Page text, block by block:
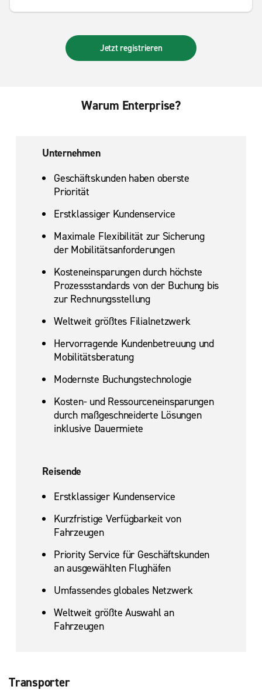
Jetzt registrieren
Warum Enterprise?
Unternehmen
Geschäftskunden haben oberste
Priorität
Erstklassiger Kundenservice
Maximale Flexibilität zur Sicherung
der Mobilitätsanforderungen
Kosteneinsparungen durch höchste
Prozessstandards von der Buchung bis
zur Rechnungsstellung
Weltweit größtes Filialnetzwerk
Hervorragende Kundenbetreuung und
Mobilitätsberatung
Modernste Buchungstechnologie
Kosten- und Ressourceneinsparungen
durch maßgeschneiderte Lösungen
inklusive Dauermiete
Reisende
Erstklassiger Kundenservice
Kurzfristige Verfügbarkeit von
Fahrzeugen
Priority Service für Geschäftskunden
an ausgewählten Flughäfen
Umfassendes globales Netzwerk
Weltweit größte Auswahl an
Fahrzeugen
Transporter